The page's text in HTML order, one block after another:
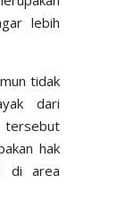
lebih
tidak
dari
tersebut
hak
di area